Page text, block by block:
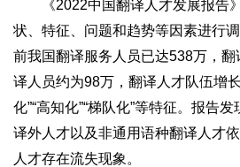
《2022中国翻译人才发展报告
状、特征、问题和趋势等因素进行
前我国翻译服务人员已达538万，
译人员约为98万，翻译人才队伍增
化”“高知化”“梯队化”等特征。报告
译外人才以及非通用语种翻译人才
人才存在流失现象。